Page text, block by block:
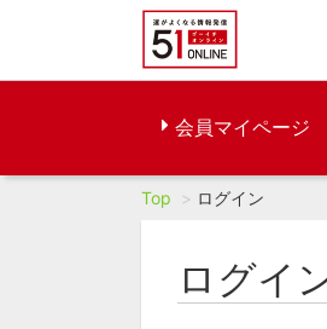
会員マイページ
Top ログイン
ログイ